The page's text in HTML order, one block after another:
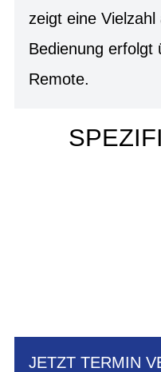
zeigt eine
Bedienung erfolgt
Remote.
JETZT TERMIN